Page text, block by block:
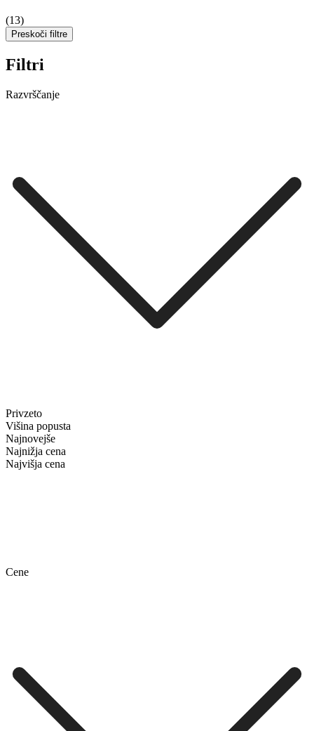
(13)
Preskoči filtre
Filtri
Razvrščanje
Privzeto
Višina popusta
Najnovejše
Najnižja cena
Najvišja cena
Cene